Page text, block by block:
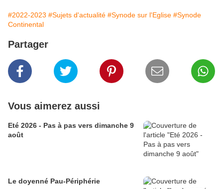
#2022-2023 #Sujets d'actualité #Synode sur l'Eglise #Synode
Continental
Partager
Vous aimerez aussi
Eté 2026 - Pas à pas vers dimanche 9
août
Le doyenné Pau-Périphérie